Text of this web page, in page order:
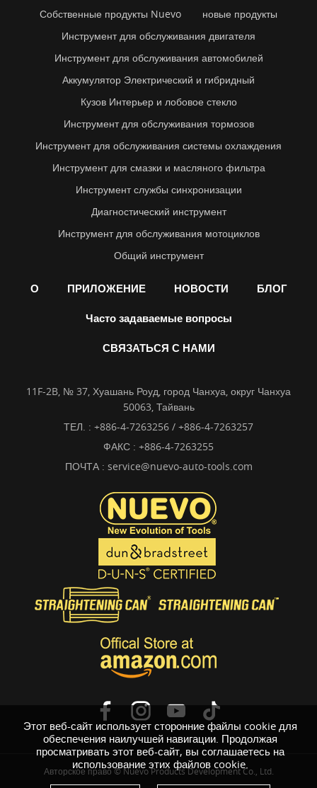
Этот веб-сайт использует сторонние файлы cookie для
обеспечения наилучшей навигации. Продолжая
просматривать этот веб-сайт, вы соглашаетесь на
использование этих файлов cookie.
Собственные продукты Nuevo
новые продукты
Инструмент для обслуживания двигателя
Инструмент для обслуживания автомобилей
Аккумулятор Электрический и гибридный
Кузов Интерьер и лобовое стекло
Инструмент для обслуживания тормозов
Инструмент для обслуживания системы охлаждения
Инструмент для смазки и масляного фильтра
Инструмент службы синхронизации
Диагностический инструмент
Инструмент для обслуживания мотоциклов
Общий инструмент
О ПРИЛОЖЕНИЕ НОВОСТИ БЛОГ
Часто задаваемые вопросы
СВЯЗАТЬСЯ С НАМИ
11F-2B, № 37, Хуашань Роуд, город Чанхуа, округ Чанхуа
50063, Тайвань
ТЕЛ. : +886-4-7263256 / +886-4-7263257
ФАКС : +886-4-7263255
ПОЧТА : service@nuevo-auto-tools.com
Авторское право © Nuevo Products Development Co., Ltd.